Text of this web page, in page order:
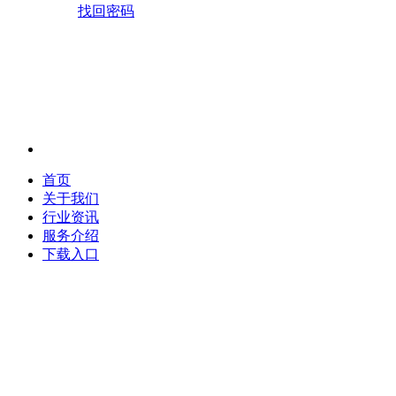
找回密码
首页
关于我们
行业资讯
服务介绍
下载入口